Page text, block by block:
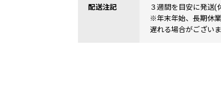
配送注記
３週間を目安に発送(
※年末年始、長期休
遅れる場合がございま